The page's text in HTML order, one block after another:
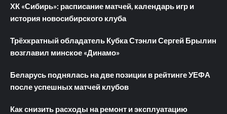
ХК «Сибирь»: расписание матчей, календарь игр и
история новосибирского клуба
Трёхкратный обладатель Кубка Стэнли Сергей Брылин
возглавил минское «Динамо»
Беларусь поднялась на две позиции в рейтинге УЕФА
после успешных матчей клубов
Как снизить расходы на ремонт и эксплуатацию